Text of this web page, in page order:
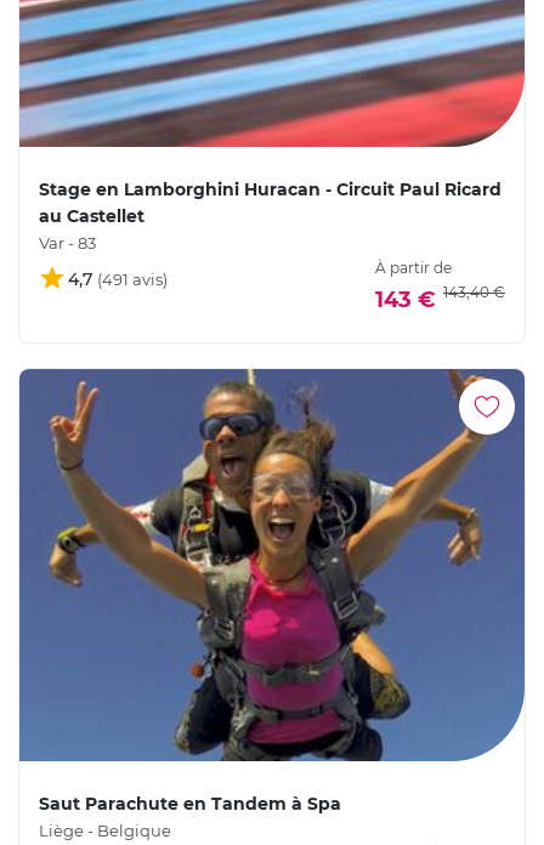
Stage en Lamborghini Huracan - Circuit Paul Ricard
au Castellet
Var - 83
4,7
À partir de
143 € 143,40 €
Saut Parachute en Tandem à Spa
Liège - Belgique